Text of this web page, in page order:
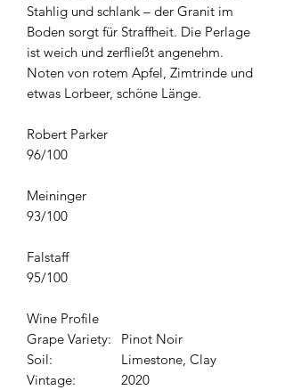
Stahlig und schlank – der Granit im
Boden sorgt für Straffheit. Die Perlage
ist weich und zerfließt angenehm.
Noten von rotem Apfel, Zimtrinde und
etwas Lorbeer, schöne Länge.
Robert Parker
96/100
Meininger
93/100
Falstaff
95/100
Wine Profile
Grape Variety:
Pinot Noir
Soil:
Limestone, Clay
Vintage:
2020